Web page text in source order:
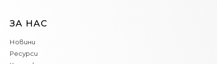
ЗА НАС
Новини
Ресурси